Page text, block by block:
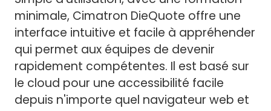
minimale, Cimatron DieQuote offre une
interface intuitive et facile à appréhender
qui permet aux équipes de devenir
rapidement compétentes. Il est basé sur
le cloud pour une accessibilité facile
depuis n'importe quel navigateur web et